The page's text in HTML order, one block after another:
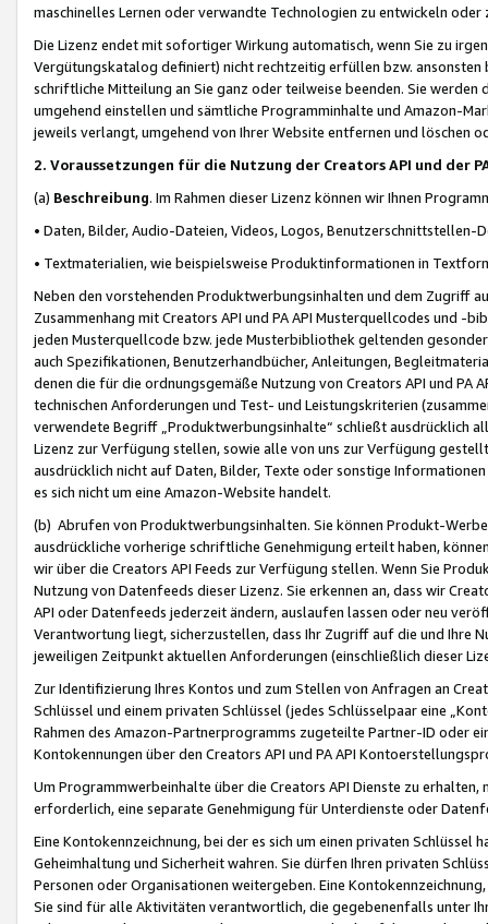
maschinelles Lernen oder verwandte Technologien zu entwickeln
Die Lizenz endet mit sofortiger Wirkung automatisch, wenn Sie zu
Vergütungskatalog definiert) nicht rechtzeitig erfüllen bzw. ansonsten
schriftliche Mitteilung an Sie ganz oder teilweise beenden. Sie werden
umgehend einstellen und sämtliche Programminhalte und Amazon-
jeweils verlangt, umgehend von Ihrer Website entfernen und löschen
2. Voraussetzungen für die Nutzung der Creators API und der
(a) Beschreibung. Im Rahmen dieser Lizenz können wir Ihnen
• Daten, Bilder, Audio-Dateien, Videos, Logos, Benutzerschnittstellen-
• Textmaterialien, wie beispielsweise Produktinformationen in
Neben den vorstehenden Produktwerbungsinhalten und dem Zugriff
Zusammenhang mit Creators API und PA API Musterquellcodes und
jeden Musterquellcode bzw. jede Musterbibliothek geltenden
auch Spezifikationen, Benutzerhandbücher, Anleitungen,
denen die für die ordnungsgemäße Nutzung von Creators API und PA
technischen Anforderungen und Test- und Leistungskriterien
verwendete Begriff „Produktwerbungsinhalte“ schließt ausdrücklich
Lizenz zur Verfügung stellen, sowie alle von uns zur Verfügung
ausdrücklich nicht auf Daten, Bilder, Texte oder sonstige
es sich nicht um eine Amazon-Website handelt.
(b) Abrufen von Produktwerbungsinhalten. Sie können Produkt-
ausdrückliche vorherige schriftliche Genehmigung erteilt haben,
wir über die Creators API Feeds zur Verfügung stellen. Wenn Sie
Nutzung von Datenfeeds dieser Lizenz. Sie erkennen an, dass wir
API oder Datenfeeds jederzeit ändern, auslaufen lassen oder neu
Verantwortung liegt, sicherzustellen, dass Ihr Zugriff auf die und Ihre
jeweiligen Zeitpunkt aktuellen Anforderungen (einschließlich dieser
Zur Identifizierung Ihres Kontos und zum Stellen von Anfragen an
Schlüssel und einem privaten Schlüssel (jedes Schlüsselpaar eine
Rahmen des Amazon-Partnerprogramms zugeteilte Partner-ID oder
Kontokennungen über den Creators API und PA API
Um Programmwerbeinhalte über die Creators API Dienste zu
erforderlich, eine separate Genehmigung für Unterdienste oder
Eine Kontokennzeichnung, bei der es sich um einen privaten
Geheimhaltung und Sicherheit wahren. Sie dürfen Ihren privaten
Personen oder Organisationen weitergeben. Eine
Sie sind für alle Aktivitäten verantwortlich, die gegebenenfalls unter